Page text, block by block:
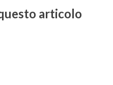
articolo